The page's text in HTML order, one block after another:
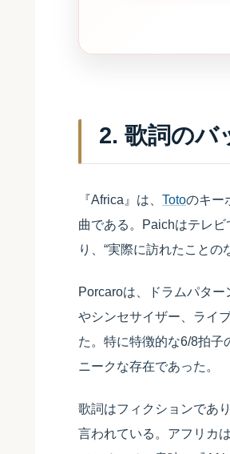
2. 歌詞のバ
『Africa』は、 Totoのキー
曲である。Paichはテレ
り、“実際に訪れたことの
Porcaroは、ドラムパタ
やシンセサイザー、ライ
た。特に特徴的な6/8拍子
ニークな存在であった。
歌詞はフィクションであ
言われている。アフリカ